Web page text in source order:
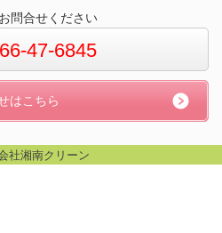
問合せください
47-6845
はこちら
社湘南クリーン